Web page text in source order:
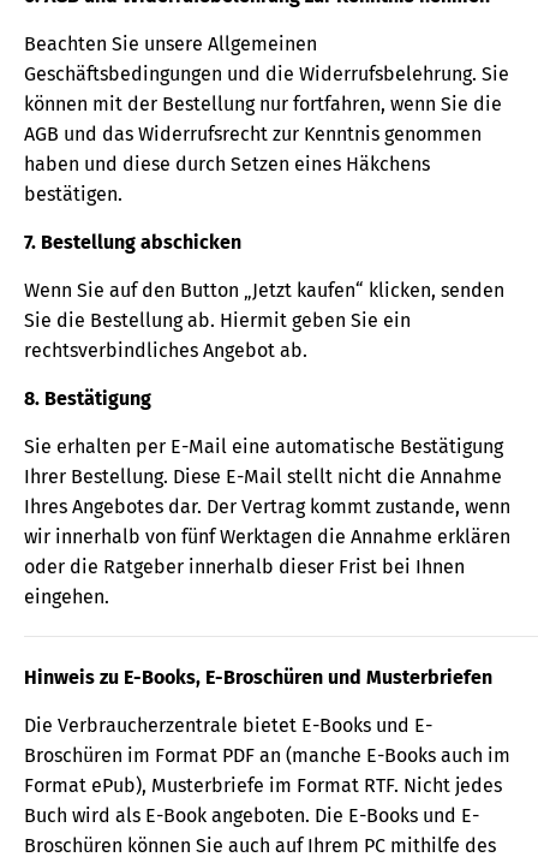
Beachten Sie unsere Allgemeinen
Geschäftsbedingungen und die Widerrufsbelehrung. Sie
können mit der Bestellung nur fortfahren, wenn Sie die
AGB und das Widerrufsrecht zur Kenntnis genommen
haben und diese durch Setzen eines Häkchens
bestätigen.
7. Bestellung abschicken
Wenn Sie auf den Button „Jetzt kaufen“ klicken, senden
Sie die Bestellung ab. Hiermit geben Sie ein
rechtsverbindliches Angebot ab.
8. Bestätigung
Sie erhalten per E-Mail eine automatische Bestätigung
Ihrer Bestellung. Diese E-Mail stellt nicht die Annahme
Ihres Angebotes dar. Der Vertrag kommt zustande, wenn
wir innerhalb von fünf Werktagen die Annahme erklären
oder die Ratgeber innerhalb dieser Frist bei Ihnen
eingehen.
Hinweis zu E-Books, E-Broschüren und Musterbriefen
Die Verbraucherzentrale bietet E-Books und E-
Broschüren im Format PDF an (manche E-Books auch im
Format ePub), Musterbriefe im Format RTF. Nicht jedes
Buch wird als E-Book angeboten. Die E-Books und E-
Broschüren können Sie auch auf Ihrem PC mithilfe des